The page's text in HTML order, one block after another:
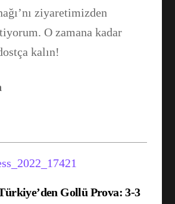
ziyaretimizden
O zamana kadar
kalın!
Gollü Prova: 3-3